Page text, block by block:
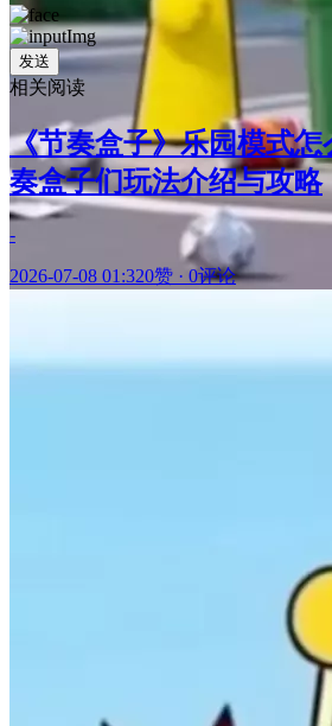
发送
相关阅读
《节奏盒子》乐园模式
奏盒子们玩法介绍与攻略
-
2026-07-08 01:320赞 · 0评论